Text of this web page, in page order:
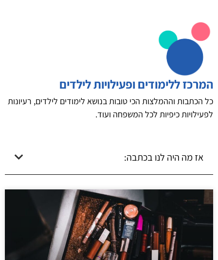
המרכז ללימודים ופעילויות לילדים
כל הכתבות וההמלצות הכי טובות בנושא לימודים לילדים, רעיונות
לפעילויות כיפיות לכל המשפחה ועוד.
אז מה היה לנו בכתבה: